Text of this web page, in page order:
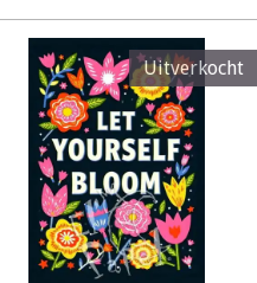
Uitverkocht